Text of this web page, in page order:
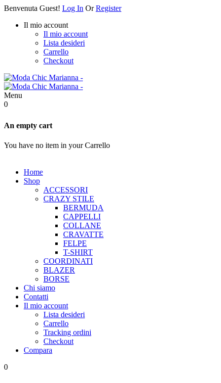
Benvenuta Guest! Log In OrRegister
Il mio account
Il mio account
Lista desideri
Carrello
Checkout
Menu
0
An empty cart
You have no item in your Carrello
Home
Shop
ACCESSORI
CRAZY STILE
BERMUDA
CAPPELLI
COLLANE
CRAVATTE
FELPE
T-SHIRT
COORDINATI
BLAZER
BORSE
Chi siamo
Contatti
Il mio account
Lista desideri
Carrello
Tracking ordini
Checkout
Compara
0